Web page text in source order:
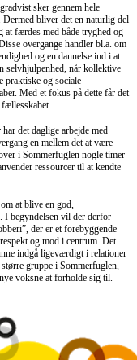
sker gennem hele
bliver det en naturlig del
at færdes med både tryghed og
overgange handler bl.a. om
og en dannelse ind i at
selvhjulpenhed, når kollektive
praktiske og sociale
Med et fokus på dette får det
det daglige arbejde med
en mellem det at være
i Sommerfuglen nogle timer
ressourcer til at kendte
at blive en god,
I begyndelsen vil der derfor
der er et forebyggende
og mod i centrum. Det
indgå ligeværdigt i relationer
gruppe i Sommerfuglen,
voksne at forholde sig til.